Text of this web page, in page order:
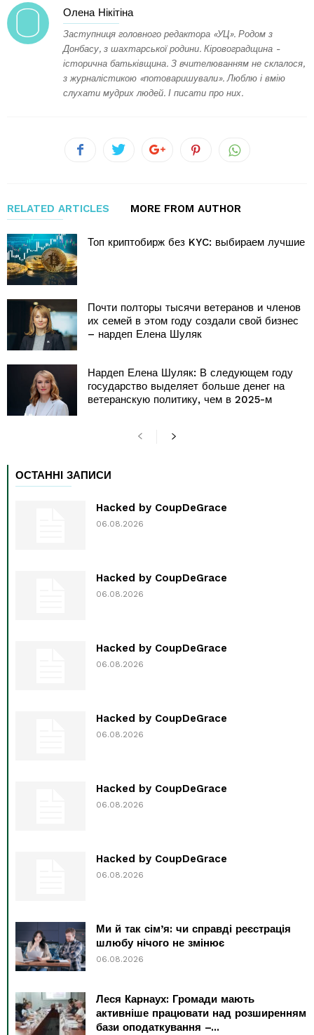
Олена Нікітіна
Заступниця головного редактора «УЦ». Родом з
Донбасу, з шахтарської родини. Кіровоградщина -
історична батьківщина. З вчителюванням не склалося,
з журналістикою «потоваришували». Люблю і вмію
слухати мудрих людей. І писати про них.
RELATED ARTICLES MORE FROM AUTHOR
Топ криптобирж без KYC: выбираем лучшие
Почти полторы тысячи ветеранов и членов
их семей в этом году создали свой бизнес
– нардеп Елена Шуляк
Нардеп Елена Шуляк: В следующем году
государство выделяет больше денег на
ветеранскую политику, чем в 2025-м
ОСТАННІ ЗАПИСИ
Hacked by CoupDeGrace
06.08.2026
Hacked by CoupDeGrace
06.08.2026
Hacked by CoupDeGrace
06.08.2026
Hacked by CoupDeGrace
06.08.2026
Hacked by CoupDeGrace
06.08.2026
Hacked by CoupDeGrace
06.08.2026
Ми й так сім’я: чи справді реєстрація
шлюбу нічого не змінює
06.08.2026
Леся Карнаух: Громади мають
активніше працювати над розширенням
бази оподаткування –...